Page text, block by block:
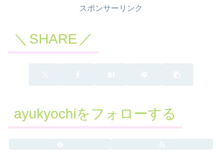
スポンサーリンク
SHARE
ayukyochiをフォローする